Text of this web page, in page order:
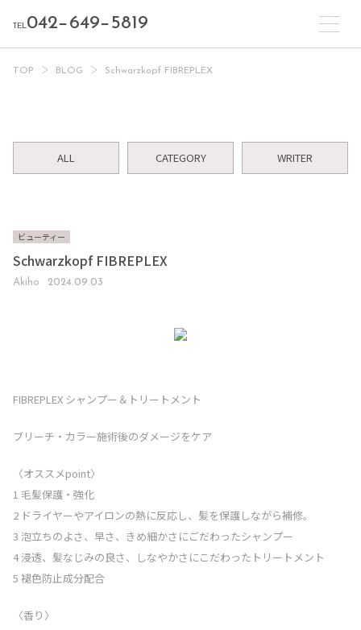
TEL042−649−5819
TOP BLOG Schwarzkopf FIBREPLEX
ALL CATEGORY WRITER
ビューティー
Schwarzkopf FIBREPLEX
Akiho 2024.09.03
FIBREPLEX シャンプー＆トリートメント
ブリーチ・カラー施術後のダメージをケア
〈オススメpoint〉
1 毛髪保護・強化
2 ドライヤーやアイロンの熱に反応し、髪を保護しながら補修。
3 泡立ちのよさ、早さ、きめ細かさにごだわったシャンプー
4 浸透、髪なじみの良さ、しなやかさにこだわったトリートメント
5 褪色防止成分配合
〈香り〉